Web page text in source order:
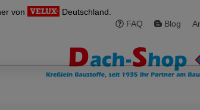
von
Deutschland.
FAQ
Blog